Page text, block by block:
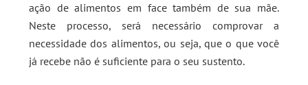
ação de alimentos em face também de sua mãe.
Neste processo, será necessário comprovar a
necessidade dos alimentos, ou seja, que o que você
já recebe não é suficiente para o seu sustento.